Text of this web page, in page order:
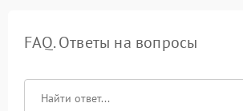
FAQ. Ответы на вопросы